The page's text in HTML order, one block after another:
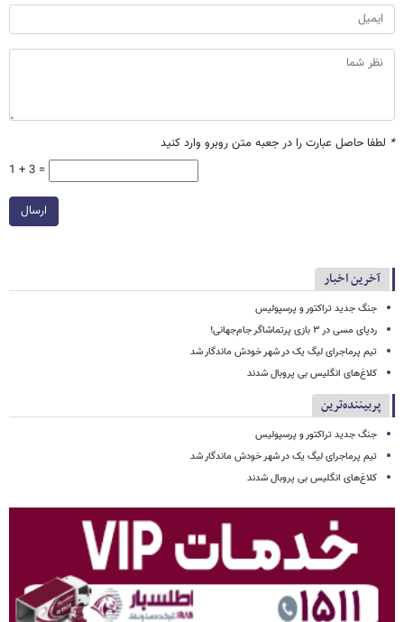
* لطفا حاصل عبارت را در جعبه متن روبرو وارد کنید
1 + 3 =
ارسال
آخرین اخبار
جنگ جدید تراکتور و پرسپولیس
ردپای مسی در ۳ بازی پرتماشاگر جام‌جهانی!
تیم پرماجرای لیگ یک در شهر خودش ماندگار شد
کلاغ‌های انگلیس بی پروبال شدند
پربیننده‌ترین
جنگ جدید تراکتور و پرسپولیس
تیم پرماجرای لیگ یک در شهر خودش ماندگار شد
کلاغ‌های انگلیس بی پروبال شدند